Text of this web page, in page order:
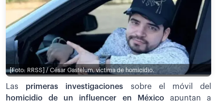
[Foto: RRSS] / César Gastelum, víctima de homicidio.
Las primeras investigaciones sobre el móvil del
homicidio de un influencer en México apuntan a